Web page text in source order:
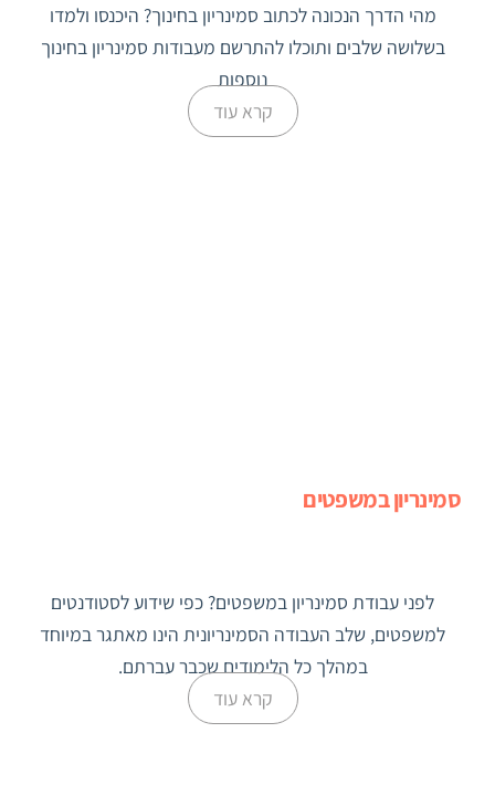
מהי הדרך הנכונה לכתוב סמינריון בחינוך? היכנסו ולמדו
בשלושה שלבים ותוכלו להתרשם מעבודות סמינריון בחינוך
נוספות
קרא עוד
סמינריון במשפטים
לפני עבודת סמינריון במשפטים? כפי שידוע לסטודנטים
למשפטים, שלב העבודה הסמינריונית הינו מאתגר במיוחד
במהלך כל הלימודים שכבר עברתם.
קרא עוד